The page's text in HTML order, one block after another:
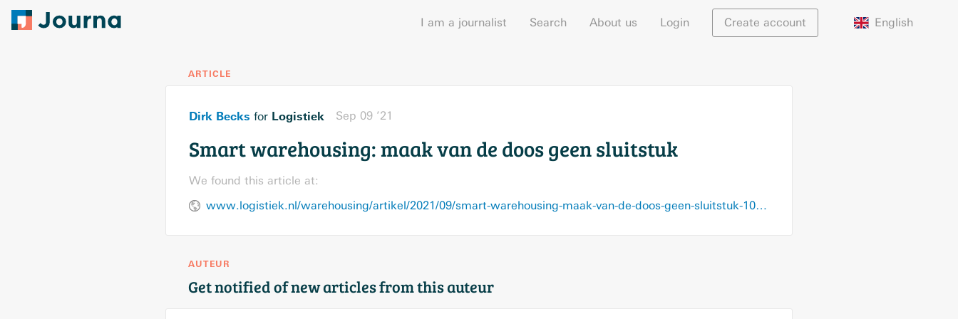
I am a journalist Search About us Login Create account English
ARTICLE
Dirk Becks for Logistiek Sep 09 ’21
Smart warehousing: maak van de doos geen sluitstuk
We found this article at:
www.logistiek.nl/warehousing/artikel/2021/09/smart-warehousing-maak-van-de-doos-geen-sluitstuk-101180397
AUTEUR
Get notified of new articles from this auteur